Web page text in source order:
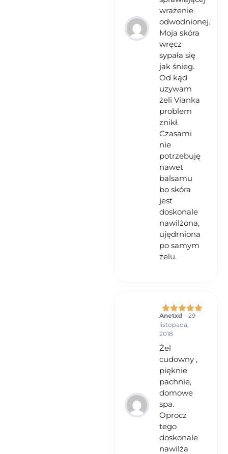
wrażenie
odwodnionej.
Moja skóra
wręcz
sypała się
jak śnieg.
Od kąd
uzywam
żeli Vianka
problem
znikł.
Czasami
nie
potrzebuję
nawet
balsamu
bo skóra
jest
doskonale
nawilżona,
ujędrniona
po samym
żelu.
Oceniono
na 5
Anetxd – 29
listopada,
2018
Żel
cudowny ,
pięknie
pachnie,
domowe
spa.
Oprocz
tego
doskonale
nawilża